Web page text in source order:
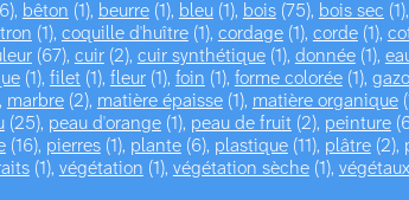
bêton (1), beurre(1), bleu(1), bois(75), bois sec (1),
(1), coquille d'huître(1), cordage(1), corde(1),
(67), cuir(2), cuir synthétique(1), donnée(1),
(1), filet (1), fleur(1), foin (1), forme colorée(1),
marbre(2), matière épaisse(1), matière organique
(25), peau d'orange(1), peau de fruit (2), peinture
(16), pierres(1), plante(6), plastique(11), plâtre(2),
(1), végétation (1), végétation sèche(1), végétaux